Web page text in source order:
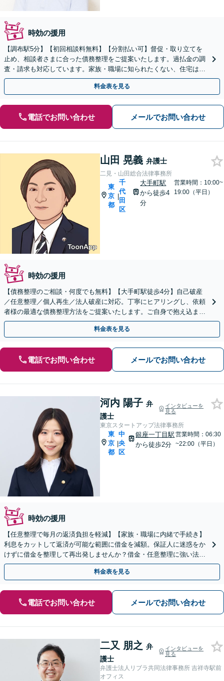
時効の援用
【調布駅5分】【初回相談料無料】【分割払い可】督促・取り立てを
止め、相談者さまに合った債務整理をご提案いたします。過払金の調
査・請求も対応しています。家族・職場に知られたくない、住宅は残
したいなどのご希望もお聞かせください。
料金表を見る
電話でお問い合わせ メールでお問い合わせ
山田 晃義 弁護士
二見・山田総合法律事務所
東
京
都
|
千
代
田
区
大手町駅
から徒歩4
分
営業時間：10:00~
19:00（平日）
時効の援用
【債務整理のご相談・何度でも無料】【大手町駅徒歩4分】自己破産
／任意整理／個人再生／法人破産に対応。丁寧にヒアリングし、依頼
者様の最適な債務整理方法をご提案いたします。ご自身で抱え込まれ
る前にまずご相談ください！【分割・後払い対応可】
料金表を見る
電話でお問い合わせ メールでお問い合わせ
河内 陽子 弁
護士
インタビューを
見る
東京スタートアップ法律事務所
東
京
都
|
中
央
区
銀座一丁目駅
から徒歩2分
営業時間：06:30
~22:00（平日）
時効の援用
【任意整理で毎月の返済負担を軽減】【家族・職場に内緒で手続き】
利息をカットして返済が可能な範囲に借金を減額。保証人に迷惑をか
けずに借金を整理して再出発しませんか？借金・任意整理に強い法律
事務所【実績5,000件以上】【財産を残して借金整理】
料金表を見る
電話でお問い合わせ メールでお問い合わせ
二又 朋之 弁
護士
インタビューを
見る
弁護士法人リブラ共同法律事務所 吉祥寺駅前
オフィス